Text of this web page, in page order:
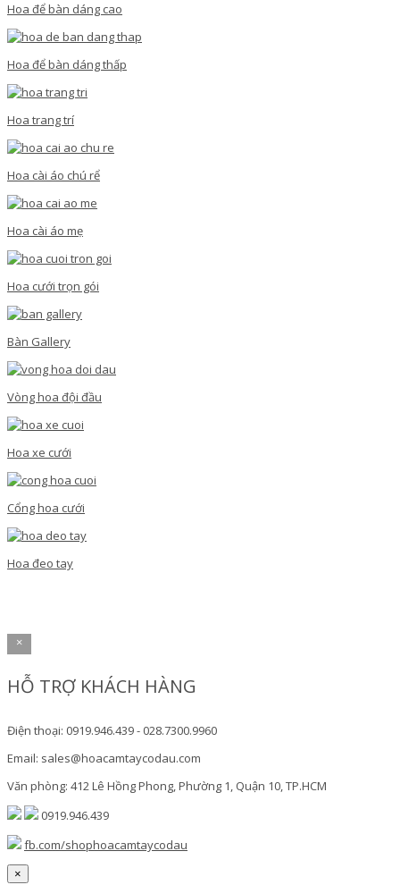
Hoa để bàn dáng cao
Hoa để bàn dáng thấp
Hoa trang trí
Hoa cài áo chú rể
Hoa cài áo mẹ
Hoa cưới trọn gói
Bàn Gallery
Vòng hoa đội đầu
Hoa xe cưới
Cổng hoa cưới
Hoa đeo tay
×
HỖ TRỢ KHÁCH HÀNG
Điện thoại: 0919.946.439 - 028.7300.9960
Email: sales@hoacamtaycodau.com
Văn phòng: 412 Lê Hồng Phong, Phường 1, Quận 10, TP.HCM
0919.946.439
fb.com/shophoacamtaycodau
×